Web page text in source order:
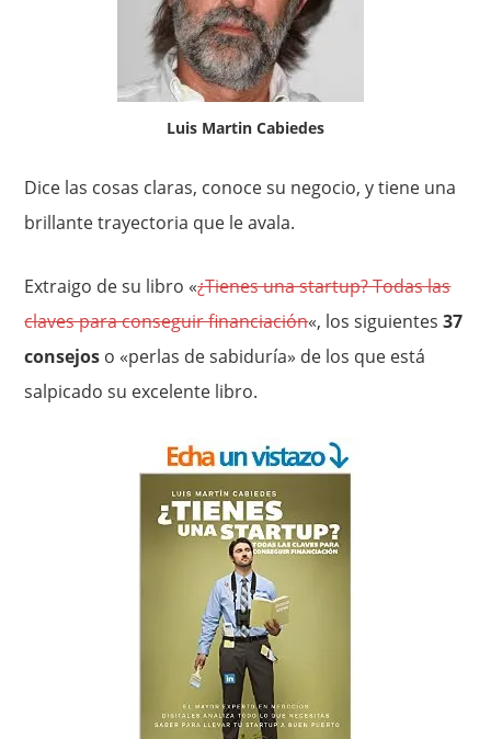
Luis Martin Cabiedes
Dice las cosas claras, conoce su negocio, y tiene una
brillante trayectoria que le avala.
Extraigo de su libro «¿Tienes una startup? Todas las
claves para conseguir financiación«, los siguientes37
consejos o «perlas de sabiduría» de los que está
salpicado su excelente libro.